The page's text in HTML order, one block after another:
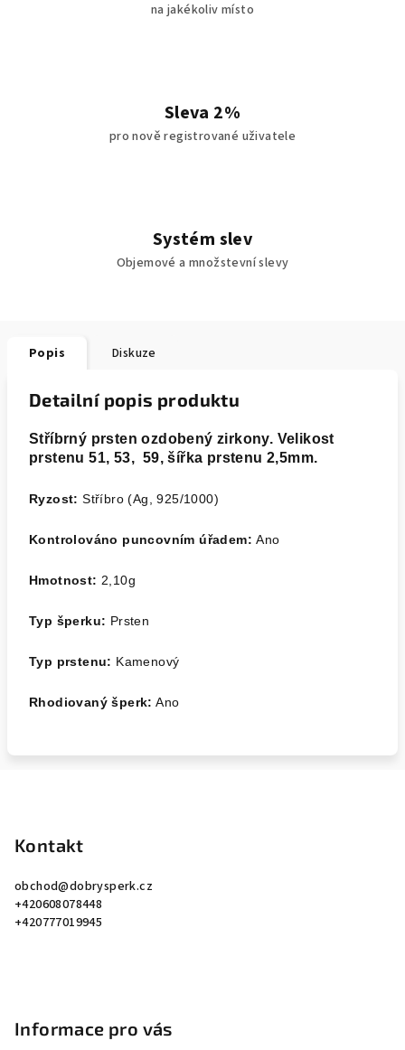
na jakékoliv místo
Sleva 2%
pro nově registrované uživatele
Systém slev
Objemové a množstevní slevy
Popis Diskuze
Detailní popis produktu
Stříbrný prsten ozdobený zirkony. Velikost
prstenu 51, 53, 59, šířka prstenu 2,5mm.
Ryzost:Stříbro (Ag, 925/1000)
Kontrolováno puncovním úřadem:Ano
Hmotnost: 2,10g
Typ šperku: Prsten
Typ prstenu: Kamenový
Rhodiovaný šperk: Ano
Kontakt
obchod@dobrysperk.cz
+420608078448
+420777019945
Informace pro vás